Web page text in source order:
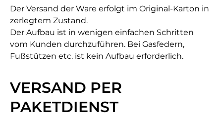
Der Versand der Ware erfolgt im Original-Karton in
zerlegtem Zustand.
Der Aufbau ist in wenigen einfachen Schritten
vom Kunden durchzuführen. Bei Gasfedern,
Fußstützen etc. ist kein Aufbau erforderlich.
VERSAND PER
PAKETDIENST